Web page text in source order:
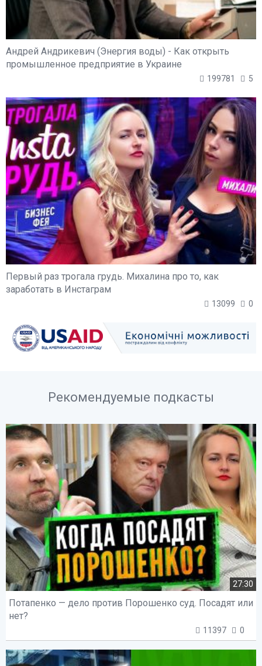
Андрей Андрикевич (Энергия воды) - Как открыть
промышленное предприятие в Украине
199781 5
Первый раз трогала грудь. Михалина про то, как
заработать в Инстаграм
13099 0
Рекомендуемые подкасты
27:30
Потапенко — дело против Порошенко суд. Посадят или
нет?
11397 0